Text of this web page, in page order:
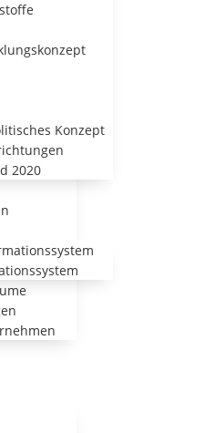
Konzept
2020